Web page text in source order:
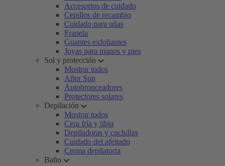
Accesorios de cuidado
Cepillos de recambio
Cuidado para uñas
Franela
Guantes exfoliantes
Joyas para manos y pies
Sol y protección
Mostrar todos
After Sun
Autobronceadores
Protectores solares
Depilación
Mostrar todos
Cera fría y tibia
Depiladoras y cuchillas
Cuidado del afeitado
Crema depilatoria
Baño